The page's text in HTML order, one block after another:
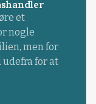
et
nogle
men for
for at